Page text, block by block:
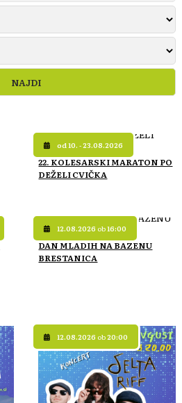
od 10. - 23.08.2026
22. KOLESARSKI MARATON PO
DEŽELI CVIČKA
12.08.2026 ob16:00
DAN MLADIH NA BAZENU
BRESTANICA
12.08.2026 ob20:00